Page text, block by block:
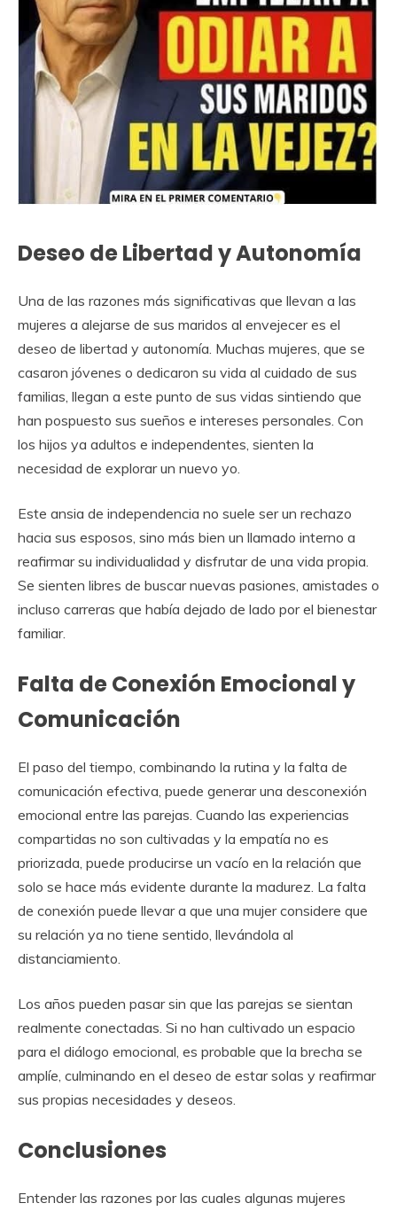
Deseo de Libertad y Autonomía
Una de las razones más significativas que llevan a las
mujeres a alejarse de sus maridos al envejecer es el
deseo de libertad y autonomía. Muchas mujeres, que se
casaron jóvenes o dedicaron su vida al cuidado de sus
familias, llegan a este punto de sus vidas sintiendo que
han pospuesto sus sueños e intereses personales. Con
los hijos ya adultos e independentes, sienten la
necesidad de explorar un nuevo yo.
Este ansia de independencia no suele ser un rechazo
hacia sus esposos, sino más bien un llamado interno a
reafirmar su individualidad y disfrutar de una vida propia.
Se sienten libres de buscar nuevas pasiones, amistades o
incluso carreras que había dejado de lado por el bienestar
familiar.
Falta de Conexión Emocional y
Comunicación
El paso del tiempo, combinando la rutina y la falta de
comunicación efectiva, puede generar una desconexión
emocional entre las parejas. Cuando las experiencias
compartidas no son cultivadas y la empatía no es
priorizada, puede producirse un vacío en la relación que
solo se hace más evidente durante la madurez. La falta
de conexión puede llevar a que una mujer considere que
su relación ya no tiene sentido, llevándola al
distanciamiento.
Los años pueden pasar sin que las parejas se sientan
realmente conectadas. Si no han cultivado un espacio
para el diálogo emocional, es probable que la brecha se
amplíe, culminando en el deseo de estar solas y reafirmar
sus propias necesidades y deseos.
Conclusiones
Entender las razones por las cuales algunas mujeres